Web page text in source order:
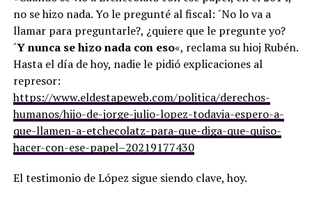
no se hizo nada. Yo le pregunté al fiscal: ´No lo va a
llamar para preguntarle?, ¿quiere que le pregunte yo?
´Y nunca se hizo nada con eso«, reclama su hioj Rubén.
Hasta el día de hoy, nadie le pidió explicaciones al
represor:
https://www.eldestapeweb.com/politica/derechos-
humanos/hijo-de-jorge-julio-lopez-todavia-espero-a-
que-llamen-a-etchecolatz-para-que-diga-que-quiso-
hacer-con-ese-papel–20219177430
El testimonio de López sigue siendo clave, hoy.